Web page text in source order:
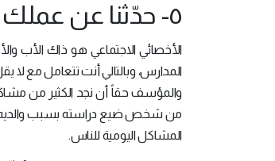
٥- حدّثنا عن عملك السابق كأخصائي اجتماعي؟
الأخصائي الاجتماعي هو ذاك الأب
والمؤسف حقاً أن نجد الكثير من
من شخص ضيع دراسته بسبب والديه،
المشاكل اليومية للناس.